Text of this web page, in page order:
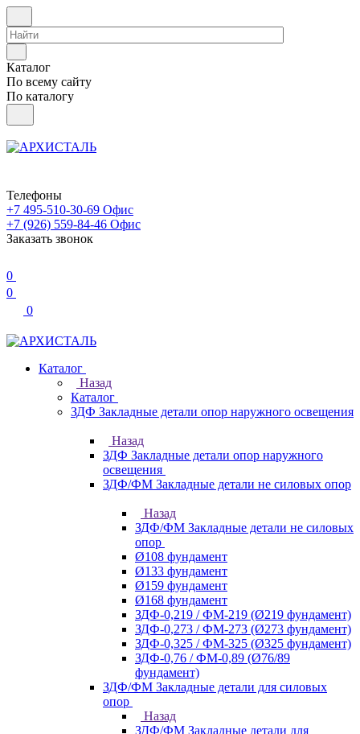
Каталог
По всему сайту
По каталогу
Телефоны
+7 495-510-30-69 Офис
+7 (926) 559-84-46 Офис
Заказать звонок
0
0
0
Каталог
Назад
Каталог
ЗДФ Закладные детали опор наружного освещения
Назад
ЗДФ Закладные детали опор наружного
освещения
ЗДФ/ФМ Закладные детали не силовых опор
Назад
ЗДФ/ФМ Закладные детали не силовых
опор
Ø108 фундамент
Ø133 фундамент
Ø159 фундамент
Ø168 фундамент
ЗДФ-0,219 / ФМ-219 (Ø219 фундамент)
ЗДФ-0,273 / ФМ-273 (Ø273 фундамент)
ЗДФ-0,325 / ФМ-325 (Ø325 фундамент)
ЗДФ-0,76 / ФМ-0,89 (Ø76/89
фундамент)
ЗДФ/ФМ Закладные детали для силовых
опор
Назад
ЗДФ/ФМ Закладные детали для